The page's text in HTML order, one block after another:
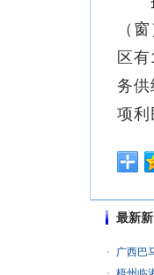
（
区
务供
项利
最新
广西巴